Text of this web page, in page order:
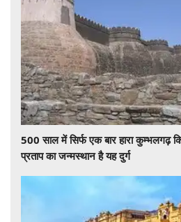
500 साल में सिर्फ एक बार हारा कुम्भलगढ़
प्रताप का जन्मस्थान है यह दुर्ग